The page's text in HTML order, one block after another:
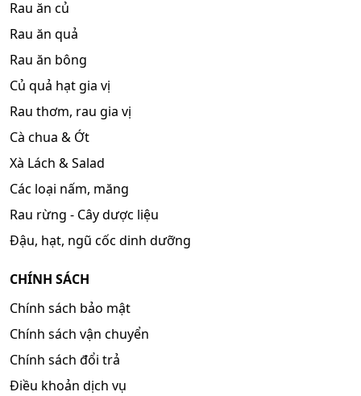
Rau ăn củ
Rau ăn quả
Rau ăn bông
Củ quả hạt gia vị
Rau thơm, rau gia vị
Cà chua & Ớt
Xà Lách & Salad
Các loại nấm, măng
Rau rừng - Cây dược liệu
Đậu, hạt, ngũ cốc dinh dưỡng
CHÍNH SÁCH
Chính sách bảo mật
Chính sách vận chuyển
Chính sách đổi trả
Điều khoản dịch vụ